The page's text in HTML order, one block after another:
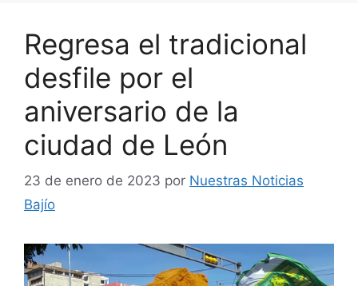
Regresa el tradicional
desfile por el
aniversario de la
ciudad de León
23 de enero de 2023 por Nuestras Noticias
Bajío